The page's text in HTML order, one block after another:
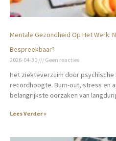
Mentale Gezondheid Op Het Werk:
Bespreekbaar?
2026-04-30 Geen reacties
Het ziekteverzuim door psychische
recordhoogte. Burn-out, stress en
belangrijkste oorzaken van
Lees Verder »